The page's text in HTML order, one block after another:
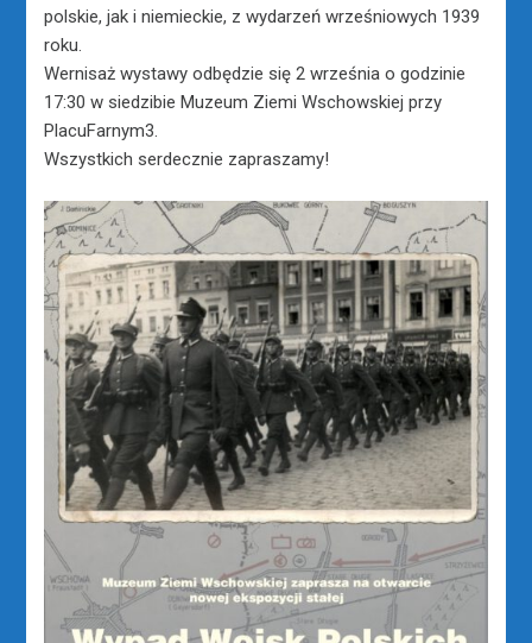
polskie, jak i niemieckie, z wydarzeń wrześniowych 1939
roku.
Wernisaż wystawy odbędzie się 2 września o godzinie
17:30 w siedzibie Muzeum Ziemi Wschowskiej przy
PlacuFarnym3.
Wszystkich serdecznie zapraszamy!